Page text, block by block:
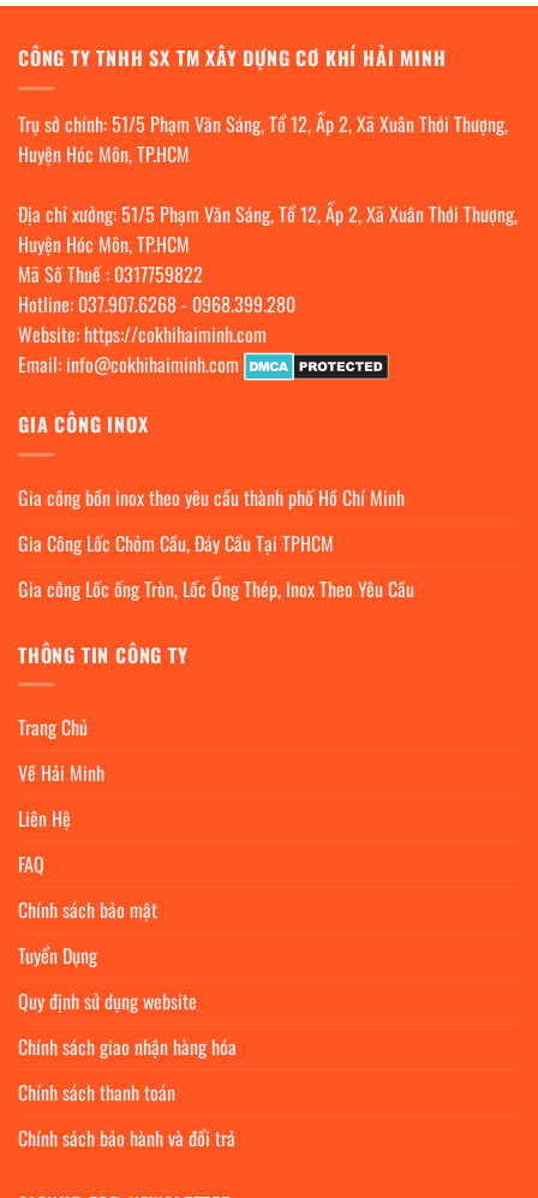
CÔNG TY TNHH SX TM XÂY DỰNG CƠ KHÍ HẢI MINH
Trụ sở chính: 51/5 Phạm Văn Sáng, Tổ 12, Ấp 2, Xã Xuân Thới Thượng,
Huyện Hóc Môn, TP.HCM
Địa chỉ xưởng: 51/5 Phạm Văn Sáng, Tổ 12, Ấp 2, Xã Xuân Thới Thượng,
Huyện Hóc Môn, TP.HCM
Mã Số Thuế : 0317759822
Hotline: 037.907.6268- 0968.399.280
Website: https://cokhihaiminh.com
Email: info@cokhihaiminh.com
GIA CÔNG INOX
Gia công bồn inox theo yêu cầu thành phố Hồ Chí Minh
Gia Công Lốc Chỏm Cầu, Đáy Cầu Tại TPHCM
Gia công Lốc ống Tròn, Lốc Ống Thép, Inox Theo Yêu Cầu
THÔNG TIN CÔNG TY
Trang Chủ
Về Hải Minh
Liên Hệ
FAQ
Chính sách bảo mật
Tuyển Dụng
Quy định sử dụng website
Chính sách giao nhận hàng hóa
Chính sách thanh toán
Chính sách bảo hành và đổi trả